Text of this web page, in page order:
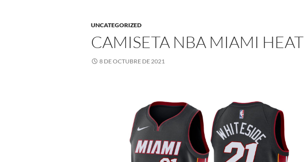
UNCATEGORIZED
CAMISETA NBA MIAMI HEAT
8 DE OCTUBRE DE 2021